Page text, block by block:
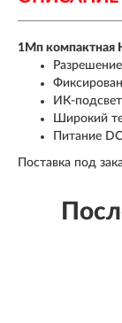
1Мп компактная
ИК-
Широкий
Питание
Поставка под